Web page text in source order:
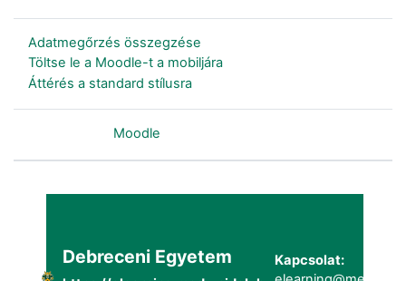
Adatmegőrzés összegzése
Töltse le a Moodle-t a mobiljára
Áttérés a standard stílusra
Moodle
Debreceni Egyetem
Kapcsolat: